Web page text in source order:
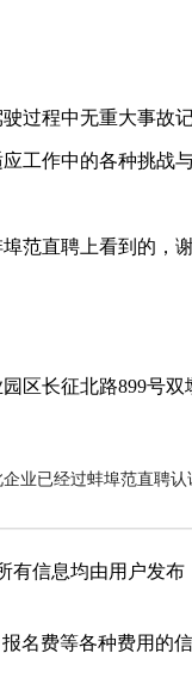
过程中无重大事故
工作中的各种挑战与
范直聘上看到的，
区长征北路899号双
业已经过蚌埠范直聘
有信息均由用户发
名费等各种费用的